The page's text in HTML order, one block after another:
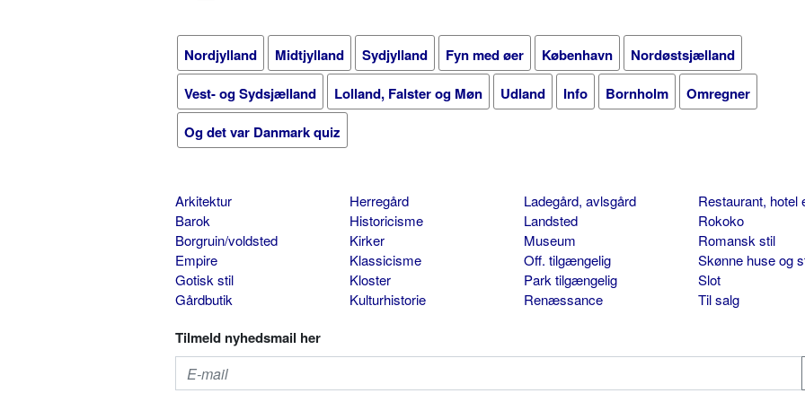
Nordjylland Midtjylland Sydjylland Fyn med øer København
Nordøstsjælland
Vest- og Sydsjælland
Lolland, Falster og Møn Udland Info Bornholm
Omregner
Og det var Danmark quiz
Arkitektur
Barok
Borgruin/voldsted
Empire
Gotisk stil
Gårdbutik
Herregård
Historicisme
Kirker
Klassicisme
Kloster
Kulturhistorie
Ladegård, avlsgård
Landsted
Museum
Off. tilgængelig
Park tilgængelig
Renæssance
Restaurant, hotel
Rokoko
Romansk stil
Skønne huse og
Slot
Til salg
Tilmeld nyhedsmail her